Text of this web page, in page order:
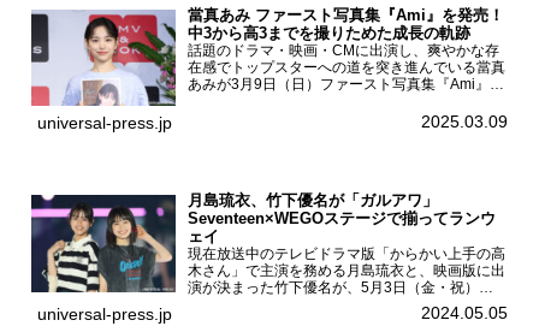
當真あみ ファースト写真集『Ami』を発売！
中3から高3までを撮りためた成長の軌跡
話題のドラマ・映画・CMに出演し、爽やかな存
在感でトップスターへの道を突き進んでいる當真
あみが3月9日（日）ファースト写真集『Ami』
BOOKS SHIBUYAで開催した。當真あみファース
universal-press.jp 2025.03.09
月島琉衣、竹下優名が「ガルアワ」
Seventeen×WEGOステージで揃ってランウ
ェイ
現在放送中のテレビドラマ版「からかい上手の高
木さん」で主演を務める月島琉衣と、映画版に出
演が決まった竹下優名が、5月3日（金・祝）東
京・国立代々木競技場第一体育館で開催されたフ
ァッション&音楽イベント『Rakuten GirlsAward
universal-press.jp 2024.05.05